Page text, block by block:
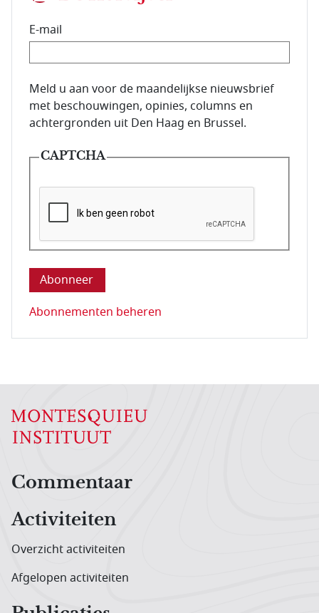
E-mail
E-mailadres van de abonnee.
Meld u aan voor de maandelijkse nieuwsbrief
met beschouwingen, opinies, columns en
achtergronden uit Den Haag en Brussel.
CAPTCHA
Deze vraag is om te controleren dat u een mens
Abonnementen beheren
Hoofdnavigatiemenu
Commentaar
Activiteiten
Overzicht activiteiten
Afgelopen activiteiten